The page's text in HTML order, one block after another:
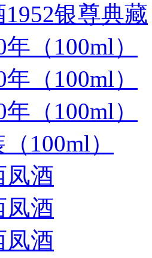
银尊典藏
（100ml）
（100ml）
（100ml）
100ml）
凤酒
凤酒
凤酒